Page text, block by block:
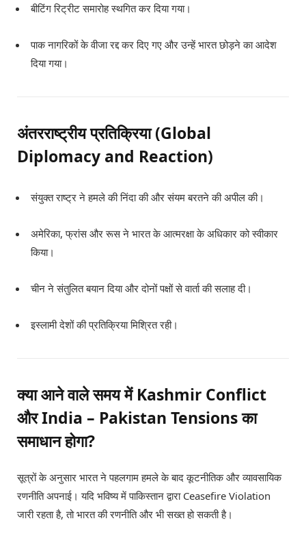
बीटिंग रिट्रीट समारोह स्थगित कर दिया गया।
पाक नागरिकों के वीजा रद्द कर दिए गए और उन्हें भारत छोड़ने का आदेश
दिया गया।
अंतरराष्ट्रीय प्रतिक्रिया (Global
Diplomacy and Reaction)
संयुक्त राष्ट्र ने हमले की निंदा की और संयम बरतने की अपील की।
अमेरिका, फ्रांस और रूस ने भारत के आत्मरक्षा के अधिकार को स्वीकार
किया।
चीन ने संतुलित बयान दिया और दोनों पक्षों से वार्ता की सलाह दी।
इस्लामी देशों की प्रतिक्रिया मिश्रित रही।
क्या आने वाले समय में Kashmir Conflict
और India – Pakistan Tensions का
समाधान होगा?
सूत्रों के अनुसार भारत ने पहलगाम हमले के बाद कूटनीतिक और व्यावसायिक
रणनीति अपनाई। यदि भविष्य में पाकिस्तान द्वारा Ceasefire Violation
जारी रहता है, तो भारत की रणनीति और भी सख्त हो सकती है।